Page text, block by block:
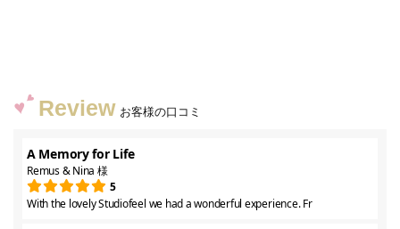
Review お客様の口コミ
A Memory for Life
Remus & Nina 様
5
With the lovely Studiofeel we had a wonderful experience. Fr